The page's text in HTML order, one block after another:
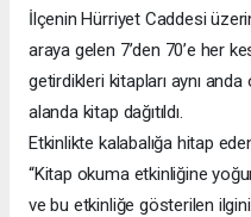
İlçenin Hürriyet Caddesi
araya gelen 7’den 70’e her
getirdikleri kitapları aynı
alanda kitap dağıtıldı.
Etkinlikte kalabalığa hitap
“Kitap okuma etkinliğine
ve bu etkinliğe gösterilen